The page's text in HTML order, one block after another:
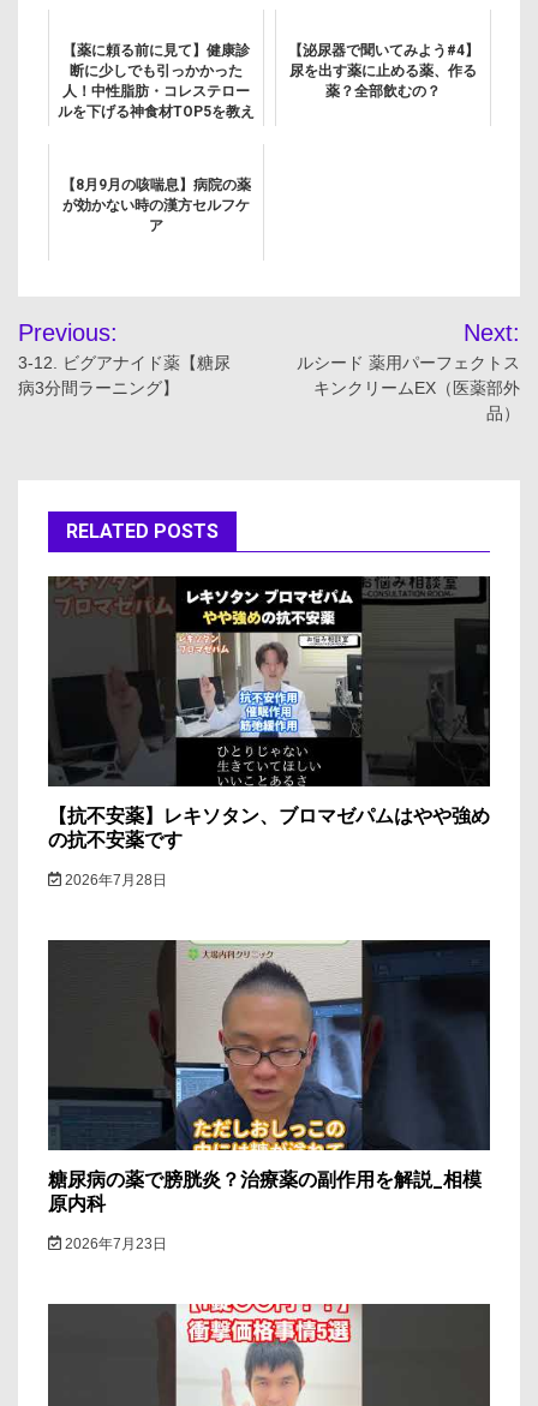
【薬に頼る前に見て】健康診
断に少しでも引っかかった
人！中性脂肪・コレステロー
ルを下げる神食材TOP5を教え
【泌尿器で聞いてみよう#4】
尿を出す薬に止める薬、作る
薬？全部飲むの？
【8月9月の咳喘息】病院の薬
が効かない時の漢方セルフケ
ア
投
稿
ゲ
ー
シ
Previous:
3-12. ビグアナイド薬【糖尿
病3分間ラーニング】
Next:
ルシード 薬用パーフェクトス
キンクリームEX（医薬部外
品）
RELATED POSTS
【抗不安薬】レキソタン、ブロマゼパムはやや強め
の抗不安薬です
2026年7月28日
糖尿病の薬で膀胱炎？治療薬の副作用を解説_相模
原内科
2026年7月23日